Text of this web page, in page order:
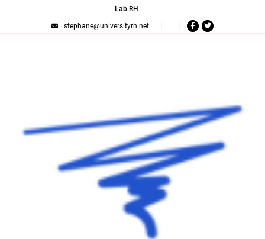
Lab RH
stephane@universityrh.net